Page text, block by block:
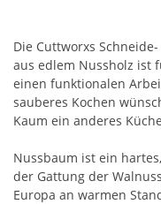
Die Cuttworxs
aus edlem Nussholz ist
einen funktionalen
sauberes Kochen
Kaum ein anderes
Nussbaum ist ein
der Gattung der
Europa an warmen